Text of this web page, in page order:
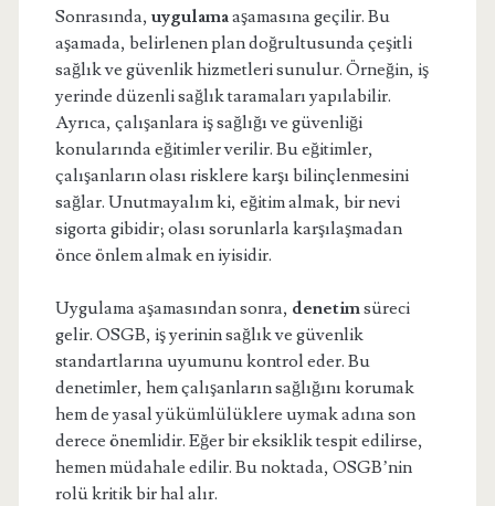
Sonrasında, uygulamaaşamasına geçilir. Bu
aşamada, belirlenen plan doğrultusunda çeşitli
sağlık ve güvenlik hizmetleri sunulur. Örneğin, iş
yerinde düzenli sağlık taramaları yapılabilir.
Ayrıca, çalışanlara iş sağlığı ve güvenliği
konularında eğitimler verilir. Bu eğitimler,
çalışanların olası risklere karşı bilinçlenmesini
sağlar. Unutmayalım ki, eğitim almak, bir nevi
sigorta gibidir; olası sorunlarla karşılaşmadan
önce önlem almak en iyisidir.
Uygulama aşamasından sonra, denetimsüreci
gelir. OSGB, iş yerinin sağlık ve güvenlik
standartlarına uyumunu kontrol eder. Bu
denetimler, hem çalışanların sağlığını korumak
hem de yasal yükümlülüklere uymak adına son
derece önemlidir. Eğer bir eksiklik tespit edilirse,
hemen müdahale edilir. Bu noktada, OSGB’nin
rolü kritik bir hal alır.